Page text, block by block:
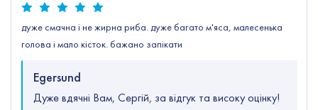
дуже смачна і не жирна риба. дуже багато м'яса, малесенька
голова і мало кісток. бажано запікати
Egersund
Дуже вдячні Вам, Сергій, за відгук та високу оцінку!